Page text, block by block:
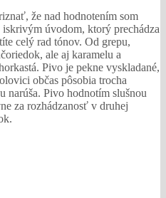
že nad hodnotením som
úvodom, ktorý prechádza
celý rad tónov. Od grepu,
ale aj karamelu a
Pivo je pekne vyskladané,
občas pôsobia trocha
narúša. Pivo hodnotím slušnou
za rozhádzanosť v druhej